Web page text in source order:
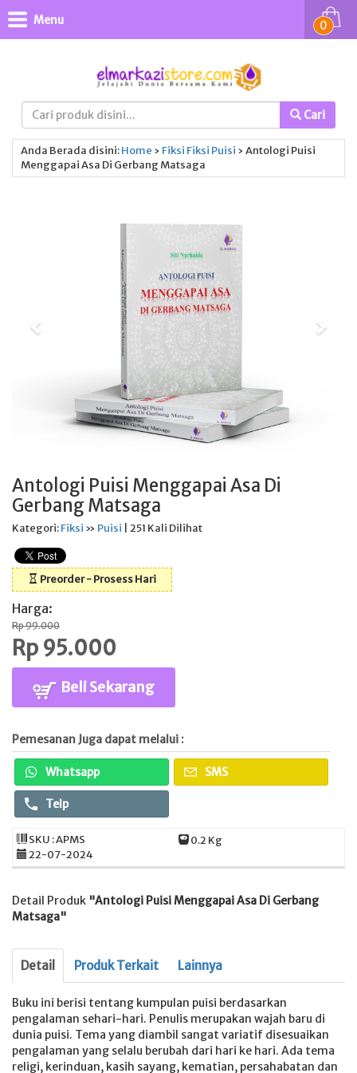
Cari
0
Menu
Anda Berada disini:Home › Fiksi Fiksi Puisi › Antologi Puisi
Menggapai Asa Di Gerbang Matsaga
Antologi Puisi Menggapai Asa Di
Gerbang Matsaga
Kategori:Fiksi » Puisi | 251 Kali Dilihat
Preorder - Prosess Hari
Harga:
Rp 99.000
Rp 95.000
Beli Sekarang
Pemesanan Juga dapat melalui :
Whatsapp SMS
Telp
SKU : APMS
0.2 Kg
22-07-2024
Detail Produk "Antologi Puisi Menggapai Asa Di Gerbang
Matsaga"
Detail Produk Terkait Lainnya
Buku ini berisi tentang kumpulan puisi berdasarkan
pengalaman sehari-hari. Penulis merupakan wajah baru di
dunia puisi. Tema yang diambil sangat variatif disesuaikan
pengalaman yang selalu berubah dari hari ke hari. Ada tema
religi, kerinduan, kasih sayang, kematian, persahabatan dan